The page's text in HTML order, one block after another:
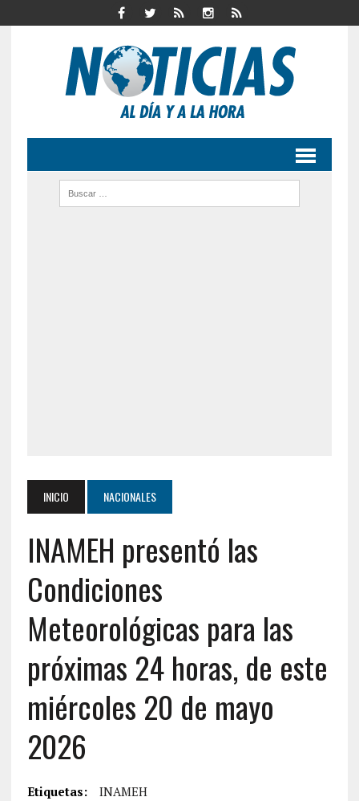
INICIO NACIONALES
INAMEH presentó las
Condiciones
Meteorológicas para las
próximas 24 horas, de este
miércoles 20 de mayo
2026
Etiquetas: INAMEH